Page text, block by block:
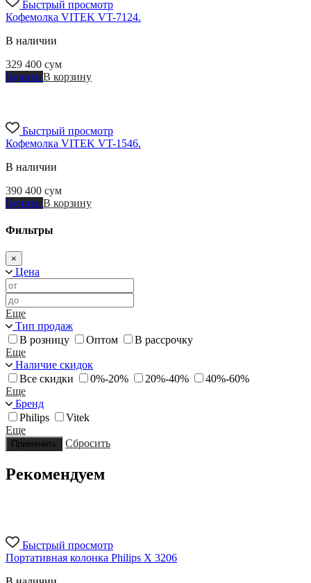
Быстрый просмотр
Кофемолка VITEK VT-7124.
В наличии
329 400 сум
Купить В корзину
Быстрый просмотр
Кофемолка VITEK VT-1546.
В наличии
390 400 сум
Купить В корзину
Фильтры
×
Цена
Еще
Тип продаж
В розницу
Оптом
В рассрочку
Еще
Наличие скидок
Все скидки
0%-20% 20%-40%
40%-60%
Еще
Бренд
Philips
Vitek
Еще
Применить Сбросить
Рекомендуем
Быстрый просмотр
Портативная колонка Philips X 3206